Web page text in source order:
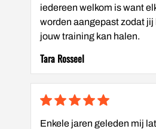
iedereen welkom is want
worden aangepast zodat
jouw training kan halen.
Tara Rosseel
Enkele jaren geleden mij